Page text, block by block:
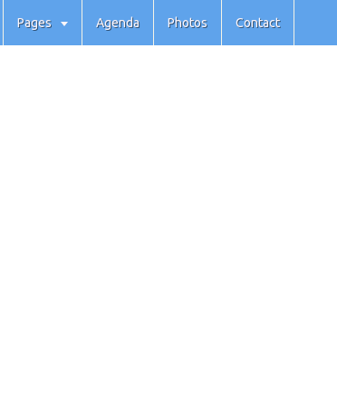
Pages Agenda Photos Contact